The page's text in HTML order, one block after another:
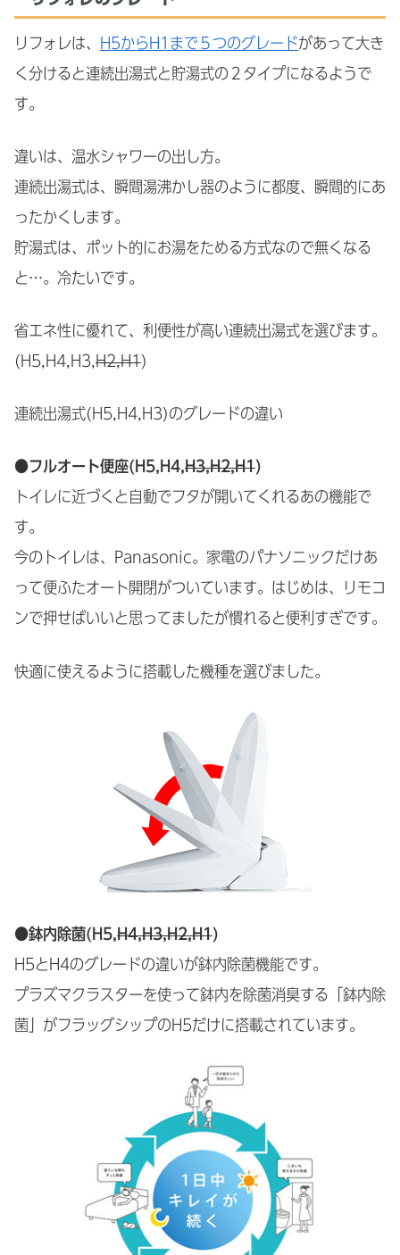
リフォレは、 H5からH1まで５つのグレードがあって大き
く分けると連続出湯式と貯湯式の２タイプになるようで
す。
違いは、温水シャワーの出し方。
連続出湯式は、瞬間湯沸かし器のように都度、瞬間的にあ
ったかくします。
貯湯式は、ポット的にお湯をためる方式なので無くなる
と…。冷たいです。
省エネ性に優れて、利便性が高い連続出湯式を選びます。
(H5,H4,H3, H2,H1)
連続出湯式(H5,H4,H3)のグレードの違い
●フルオート便座(H5,H4,H3,H2,H1)
トイレに近づくと自動でフタが開いてくれるあの機能で
す。
今のトイレは、Panasonic。家電のパナソニックだけあ
って便ふたオート開閉がついています。はじめは、リモコ
ンで押せばいいと思ってましたが慣れると便利すぎです。
快適に使えるように搭載した機種を選びました。
●鉢内除菌(H5,H4,H3,H2,H1)
H5とH4のグレードの違いが鉢内除菌機能です。
プラズマクラスターを使って鉢内を除菌消臭する「鉢内除
菌」がフラッグシップのH5だけに搭載されています。